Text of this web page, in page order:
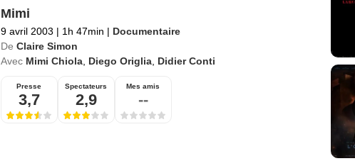
Mimi
9 avril 2003 | 1h 47min | Documentaire
De Claire Simon
Avec Mimi Chiola, Diego Origlia, Didier Conti
Presse
3,7
Spectateurs
2,9
Mes amis
--